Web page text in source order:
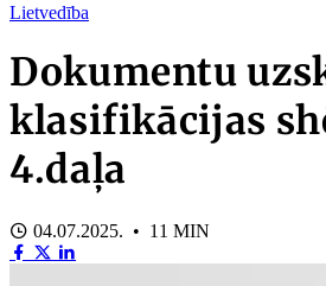
Lietvedība
Dokumentu
klasifikācijas
4.daļa
04.07.2025. • 11 MIN